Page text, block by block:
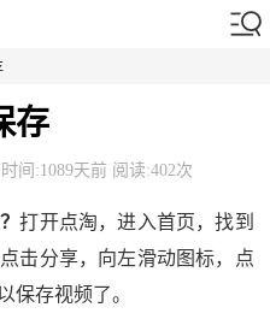
存
间:1089天前 阅读:402次
打开点淘，进入首页，找到
击分享，向左滑动图标，点
保存视频了。